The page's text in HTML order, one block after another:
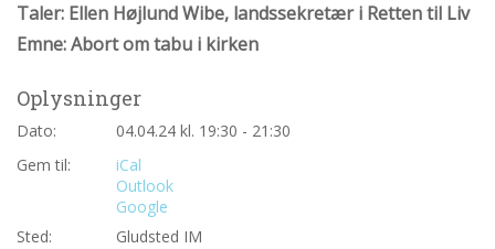
2.5:
Abortlinien
mod
abort
Life
internationalt
2.8:
Nyhedsbrev
Taler: Ellen Højlund Wibe, landssekretær i Retten til Liv
Emne: Abort om tabu i kirken
Oplysninger
Dato:
04.04.24 kl. 19:30 - 21:30
Gem til:
iCal
Outlook
Google
Sted:
Gludsted IM